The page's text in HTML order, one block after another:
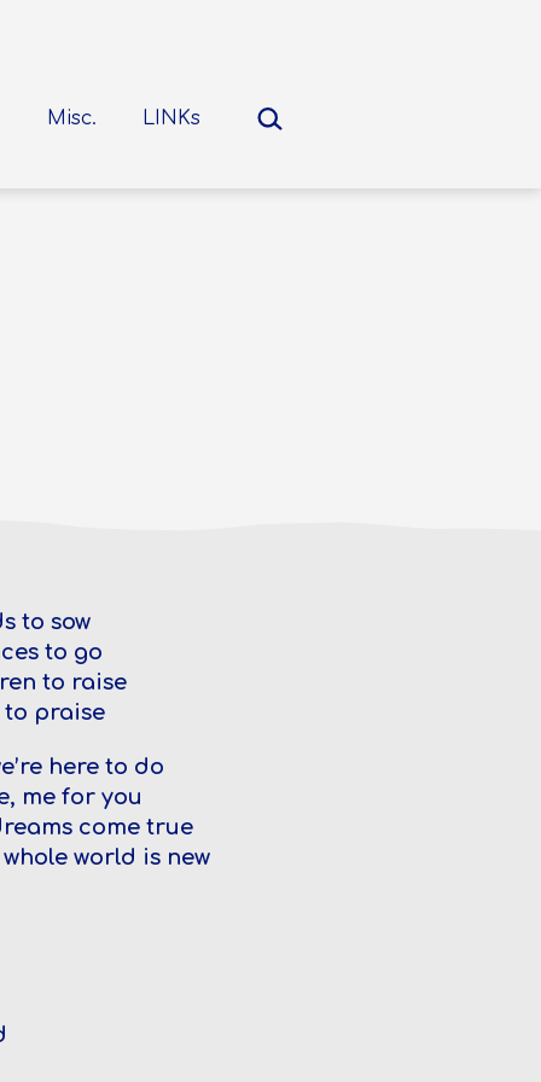
Misc. LINKs Suchen …
to sow
to go
to raise
to praise
here to do
me for you
come true
world is new